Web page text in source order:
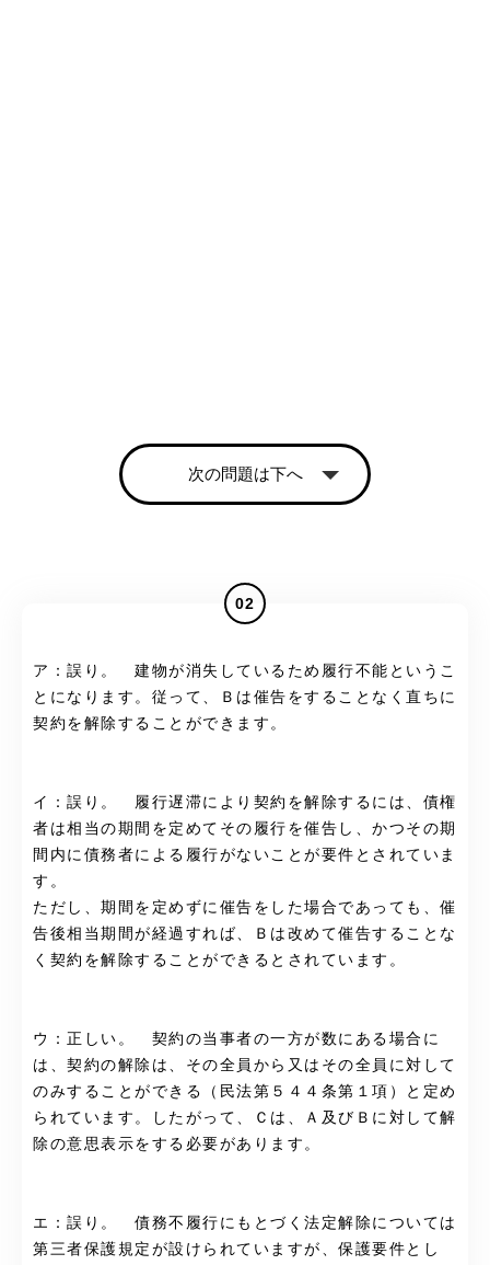
次の問題は下へ
02
ア：誤り。 建物が消失しているため履行不能というこ
とになります。従って、Ｂは催告をすることなく直ちに
契約を解除することができます。
イ：誤り。 履行遅滞により契約を解除するには、債権
者は相当の期間を定めてその履行を催告し、かつその期
間内に債務者による履行がないことが要件とされていま
す。
ただし、期間を定めずに催告をした場合であっても、催
告後相当期間が経過すれば、Ｂは改めて催告することな
く契約を解除することができるとされています。
ウ：正しい。 契約の当事者の一方が数にある場合に
は、契約の解除は、その全員から又はその全員に対して
のみすることができる（民法第５４４条第１項）と定め
られています。したがって、Ｃは、Ａ及びＢに対して解
除の意思表示をする必要があります。
エ：誤り。 債務不履行にもとづく法定解除については
第三者保護規定が設けられていますが、保護要件とし